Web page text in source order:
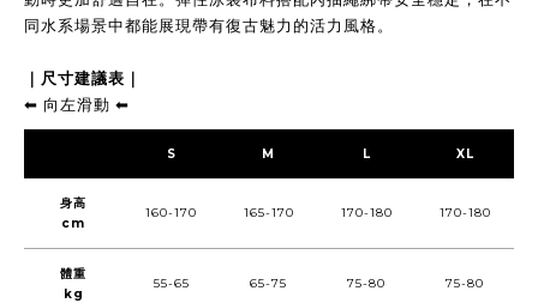
同水系場景中都能展現帶有復古魅力的活力風格。
｜尺寸建議表｜
⬅︎ 向左滑動 ⬅︎
S M L XL
身高
cm
160-170 165-170 170-180 170-180
體重
kg
55-65 65-75 75-80 75-80